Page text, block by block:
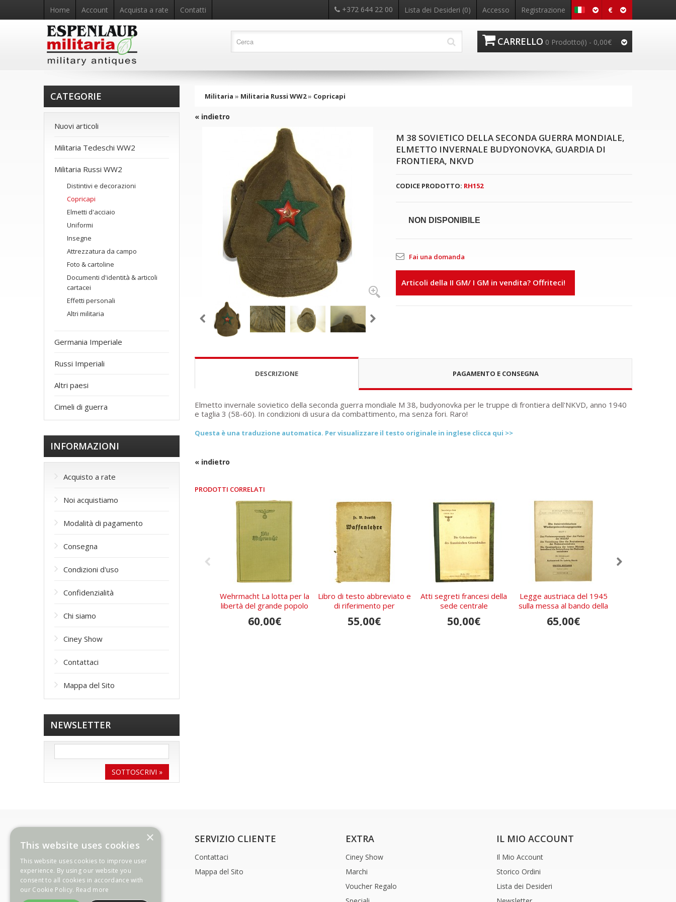
€
Home Account Acquista a rate Contatti +372 644 22 00 Lista dei Desideri (0) Accesso Registrazione
CARRELLO 0 Prodotto(i) - 0,00€
Militaria » Militaria Russi WW2» Copricapi
« indietro
M 38 SOVIETICO DELLA SECONDA GUERRA MONDIALE,
ELMETTO INVERNALE BUDYONOVKA, GUARDIA DI
FRONTIERA, NKVD
CODICE PRODOTTO: RH152
NON DISPONIBILE
Fai una domanda
Articoli della II GM/ I GM in vendita? Offriteci!
DESCRIZIONE PAGAMENTO E CONSEGNA
Elmetto invernale sovietico della seconda guerra mondiale M 38, budyonovka per le truppe di frontiera dell'NKVD, anno 1940
e taglia 3 (58-60). In condizioni di usura da combattimento, ma senza fori. Raro!
Questa è una traduzione automatica. Per visualizzare il testo originale in inglese clicca qui >>
« indietro
PRODOTTI CORRELATI
Wehrmacht La lotta per la
libertà del grande popolo
tedesco
60,00€
Libro di testo abbreviato e
di riferimento per
l'armamento moderno
della Wehrmacht
55,00€
Atti segreti francesi della
sede centrale
50,00€
Legge austriaca del 1945
sulla messa al bando della
NSDAP
65,00€
CATEGORIE
Nuovi articoli
Militaria Tedeschi WW2
Militaria Russi WW2
Distintivi e decorazioni
Copricapi
Elmetti d'acciaio
Uniformi
Insegne
Attrezzatura da campo
Foto & cartoline
Documenti d'identità & articoli
cartacei
Effetti personali
Altri militaria
Germania Imperiale
Russi Imperiali
Altri paesi
Cimeli di guerra
INFORMAZIONI
Acquisto a rate
Noi acquistiamo
Modalità di pagamento
Consegna
Condizioni d'uso
Confidenzialità
Сhi siamo
Ciney Show
Contattaci
Mappa del Sito
NEWSLETTER
SOTTOSCRIVI »
INFORMAZIONE
Modalità di pagamento
Consegna
Condizioni d'uso
SERVIZIO CLIENTE
Contattaci
Mappa del Sito
EXTRA
Ciney Show
Marchi
Voucher Regalo
IL MIO ACCOUNT
Il Mio Account
Storico Ordini
Lista dei Desideri
×
This website uses cookies
This website uses cookies to improve user
experience. By using our website you
consent to all cookies in accordance with
our Cookie Policy. Read more